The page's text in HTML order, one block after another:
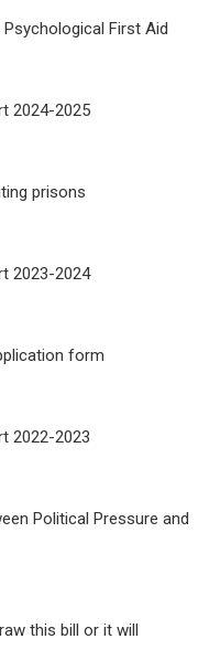
First Aid
2024-2025
prisons
2023-2024
form
2022-2023
Political Pressure and
this bill or it will